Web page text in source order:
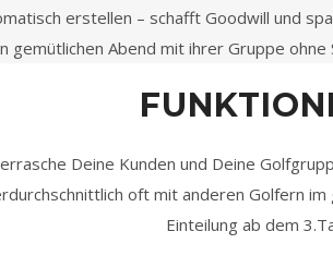
erstellen – schafft Goodwill und
gemütlichen Abend mit ihrer Gruppe
Deine Kunden und Deine
oft mit anderen Golfern
Einteilung ab dem